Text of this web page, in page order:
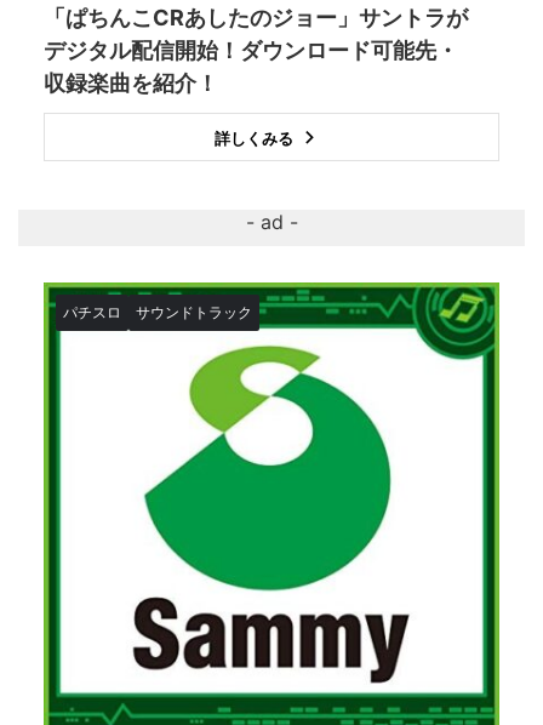
「ぱちんこCRあしたのジョー」サントラが
デジタル配信開始！ダウンロード可能先・
収録楽曲を紹介！
詳しくみる
パチスロ サウンドトラック